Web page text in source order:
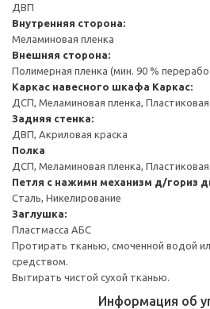
ДВП
Внутренняя сторона:
Меламиновая пленка
Внешняя сторона:
Полимерная пленка (мин. 90 %
Каркас навесного шкафа Каркас:
ДСП, Меламиновая пленка,
Задняя стенка:
ДВП, Акриловая краска
Полка
ДСП, Меламиновая пленка,
Петля с нажимн механизм д/гориз
Сталь, Никелирование
Заглушка:
Пластмасса АБС
Протирать тканью, смоченной водой
средством.
Вытирать чистой сухой тканью.
Информация об